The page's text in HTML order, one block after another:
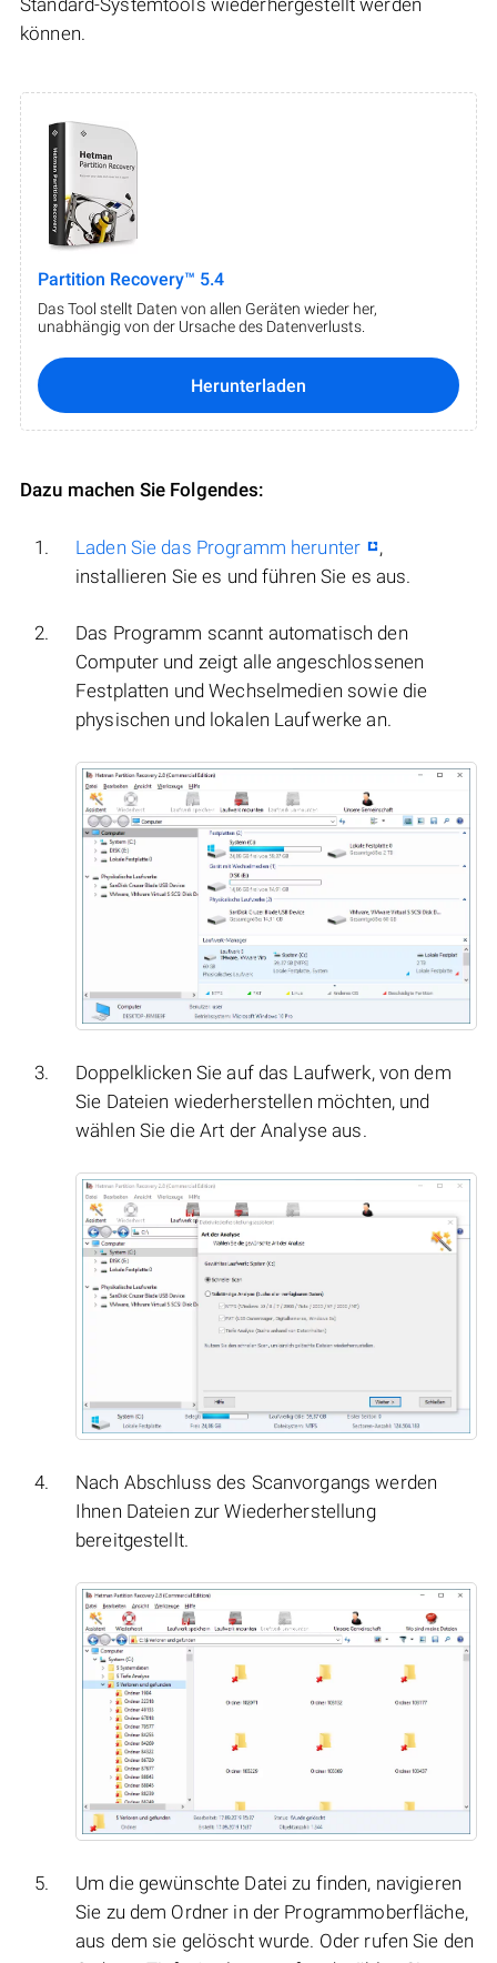
Standard-Systemtools wiederhergestellt werden
können.
Partition Recovery™ 5.4
Das Tool stellt Daten von allen Geräten wieder her,
unabhängig von der Ursache des Datenverlusts.
Herunterladen
Dazu machen Sie Folgendes:
Laden Sie das Programm herunter
,
installieren Sie es und führen Sie es aus.
Das Programm scannt automatisch den
Computer und zeigt alle angeschlossenen
Festplatten und Wechselmedien sowie die
physischen und lokalen Laufwerke an.
Doppelklicken Sie auf das Laufwerk, von dem
Sie Dateien wiederherstellen möchten, und
wählen Sie die Art der Analyse aus.
Nach Abschluss des Scanvorgangs werden
Ihnen Dateien zur Wiederherstellung
bereitgestellt.
Um die gewünschte Datei zu finden, navigieren
Sie zu dem Ordner in der Programmoberfläche,
aus dem sie gelöscht wurde. Oder rufen Sie den